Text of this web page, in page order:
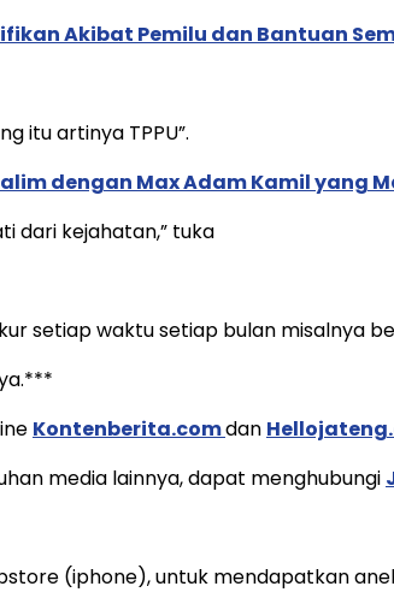
Akibat Pemilu dan Bantuan
itu artinya TPPU”.
dengan Max Adam Kamil yang
dari kejahatan,” tuka
setiap waktu setiap bulan misalnya
Kontenberita.comdan
media lainnya, dapat menghubungi
(iphone), untuk mendapatkan